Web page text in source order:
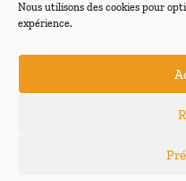
Nous utilisons des cookies pour
expérience.
intuitif et confortable sur
toute la plage de vitesses.
4450,00€